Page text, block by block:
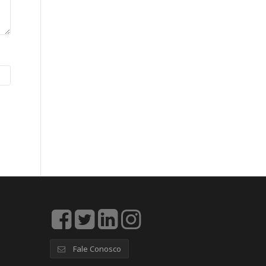
Fale Conosco